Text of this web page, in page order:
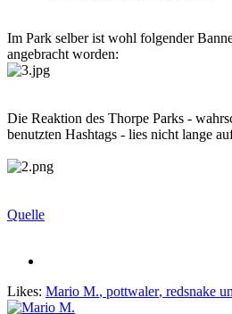
Im Park selber ist wohl folgender
angebracht worden:
Die Reaktion des Thorpe Parks -
benutzten Hashtags - lies nicht lange
Quelle
Likes: Mario M., pottwaler, redsnake